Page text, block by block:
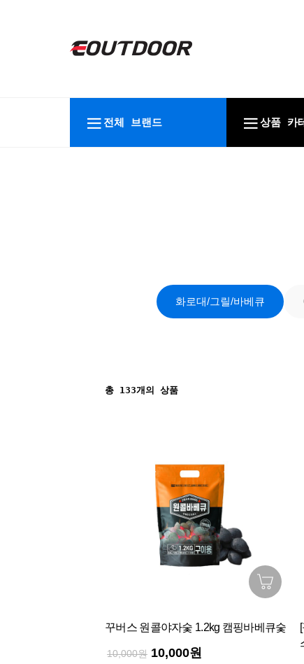
전체 브랜드 상품 카
화로대/그릴/바베큐
총 133개의 상품
꾸버스 원콜야자숯 1.2kg 캠핑바베큐숯
10,000원 10,000원